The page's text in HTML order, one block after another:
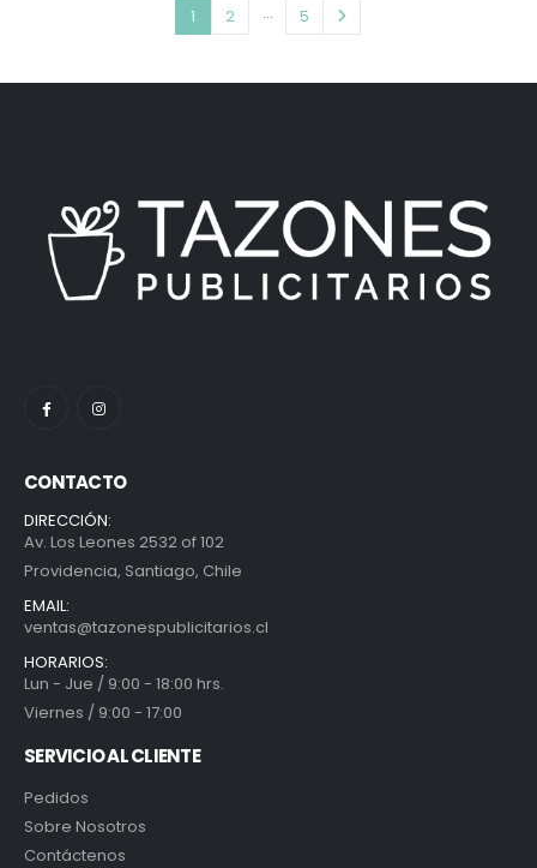
1 2 … 5
CONTACTO
DIRECCIÓN:
Av. Los Leones 2532 of 102
Providencia, Santiago, Chile
EMAIL:
ventas@tazonespublicitarios.cl
HORARIOS:
Lun - Jue / 9:00 - 18:00 hrs.
Viernes / 9:00 - 17:00
SERVICIO AL CLIENTE
Pedidos
Sobre Nosotros
Contáctenos